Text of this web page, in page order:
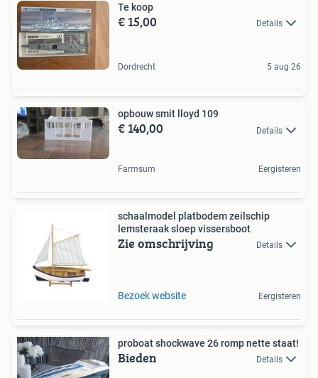
Te koop
€ 15,00 Details
Dordrecht 5 aug 26
opbouw smit lloyd 109
€ 140,00 Details
Farmsum Eergisteren
schaalmodel platbodem zeilschip
lemsteraak sloep vissersboot
Zie omschrijving Details
Bezoek website Eergisteren
proboat shockwave 26 romp nette staat!
Bieden Details